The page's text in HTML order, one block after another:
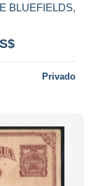
BLUEFIELDS,
Privado